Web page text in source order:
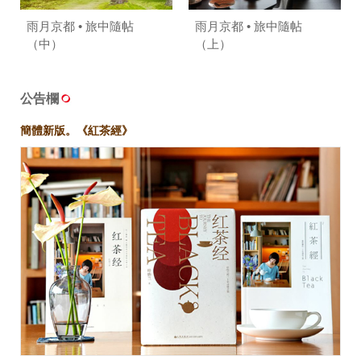
雨月京都 • 旅中隨帖
（中）
雨月京都 • 旅中隨帖
（上）
公告欄
簡體新版。《紅茶經》